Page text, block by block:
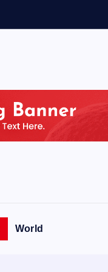
World